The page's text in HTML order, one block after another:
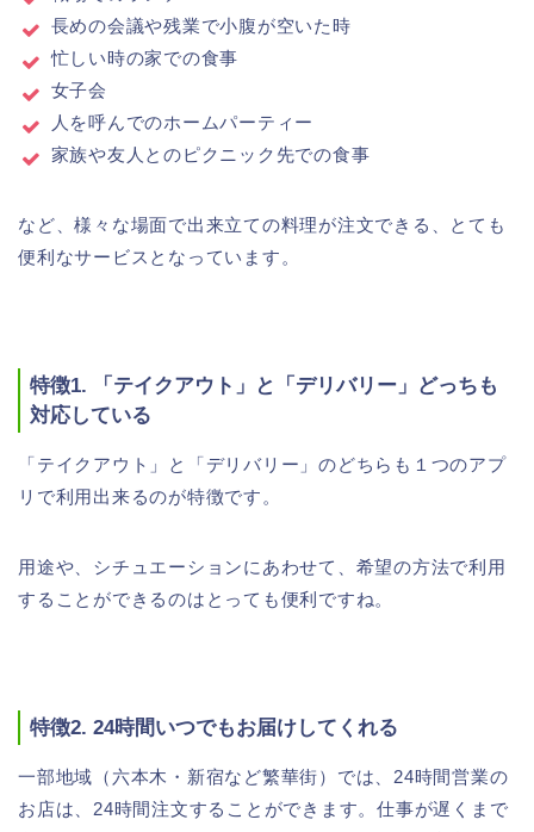
長めの会議や残業で小腹が空いた時
忙しい時の家での食事
女子会
人を呼んでのホームパーティー
家族や友人とのピクニック先での食事
など、様々な場面で出来立ての料理が注文できる、とても
便利なサービスとなっています。
特徴1. 「テイクアウト」と「デリバリー」どっちも
対応している
「テイクアウト」と「デリバリー」のどちらも１つのアプ
リで利用出来るのが特徴です。
用途や、シチュエーションにあわせて、希望の方法で利用
することができるのはとっても便利ですね。
特徴2. 24時間いつでもお届けしてくれる
一部地域（六本木・新宿など繁華街）では、24時間営業の
お店は、24時間注文することができます。仕事が遅くまで